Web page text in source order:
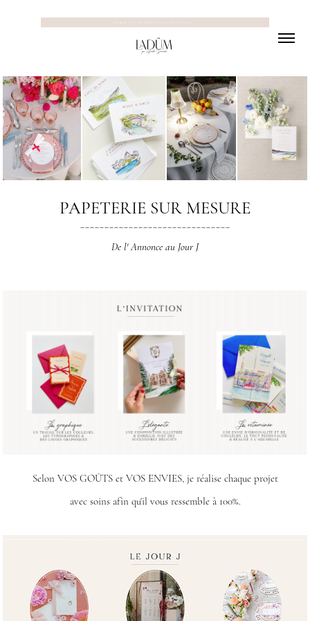
PAPETERIE SUR MESURE
De l' Annonce au Jour J
Selon VOS GOÛTS et VOS ENVIES, je réalise chaque projet
avec soins afin qu'il vous ressemble à 100%.